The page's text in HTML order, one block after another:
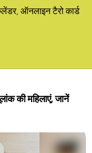
ऑनलाइन टैरो कार्ड
की महिलाएं, जानें